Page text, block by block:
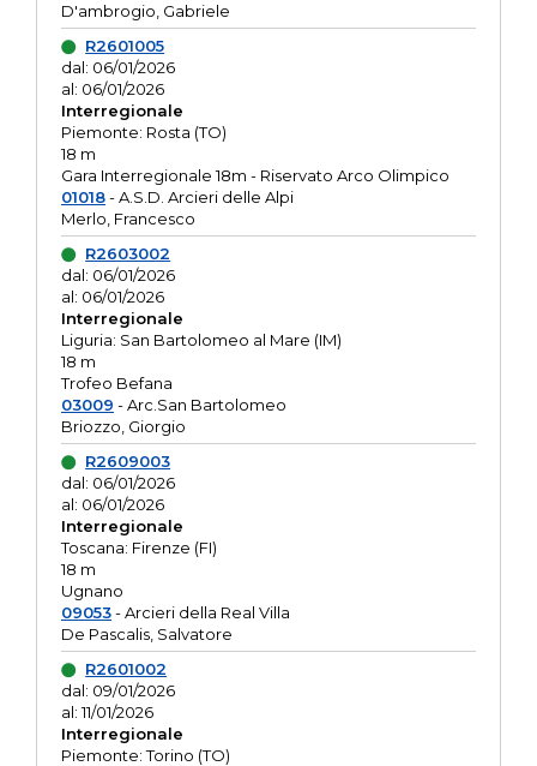
D'ambrogio, Gabriele
R2601005
dal: 06/01/2026
al: 06/01/2026
Interregionale
Piemonte: Rosta (TO)
18 m
Gara Interregionale 18m - Riservato Arco Olimpico
01018- A.S.D. Arcieri delle Alpi
Merlo, Francesco
R2603002
dal: 06/01/2026
al: 06/01/2026
Interregionale
Liguria: San Bartolomeo al Mare (IM)
18 m
Trofeo Befana
03009 - Arc.San Bartolomeo
Briozzo, Giorgio
R2609003
dal: 06/01/2026
al: 06/01/2026
Interregionale
Toscana: Firenze (FI)
18 m
Ugnano
09053- Arcieri della Real Villa
De Pascalis, Salvatore
R2601002
dal: 09/01/2026
al: 11/01/2026
Interregionale
Piemonte: Torino (TO)